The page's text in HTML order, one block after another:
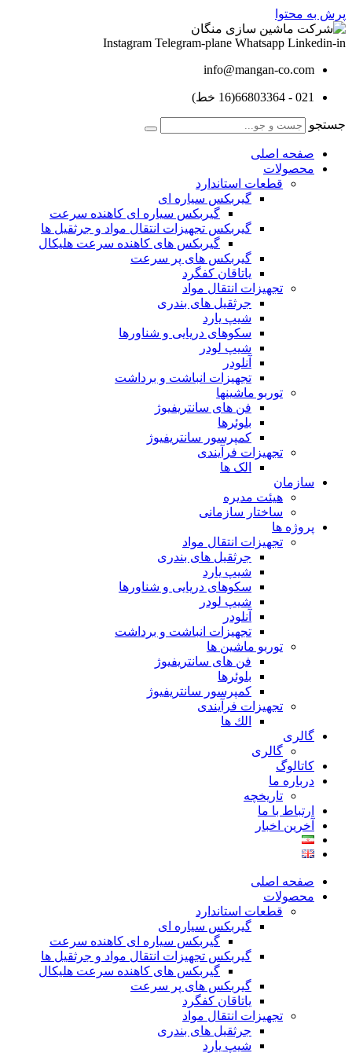
پرش به محتوا
Instagram Telegram-plane Whatsapp Linkedin-in
info@mangan-co.com
021 - 66803364(16 خط)
جستجو
صفحه اصلی
محصولات
قطعات استاندارد
گيربكس سياره ای
گيربكس سياره ای كاهنده سرعت
گيربكس تجهيزات انتقال مواد و جرثقيل ها
گيربكس های كاهنده سرعت هليكال
گيربكس های پر سرعت
ياتاقان كفگرد
تجهیزات انتقال مواد
جرثقیل های بندری
شیپ یارد
سکوهای دریایی و شناورها
شیپ لودر
آنلودر
تجهیزات انباشت و برداشت
توربو ماشینها
فن های سانتریفیوژ
بلوئرها
کمپرسور سانتریفیوژ
تجهیزات فرآیندی
الک ها
سازمان
هيئت مديره
ساختار سازمانی
پروژه ها
تجهيزات انتقال مواد
جرثقيل های بندری
شيپ يارد
سكوهای دريايی و شناورها
شيپ لودر
آنلودر
تجهيزات انباشت و برداشت
توربو ماشين ها
فن های سانتريفيوژ
بلوئرها
کمپرسور سانتریفیوژ
تجهیزات فرآیندی
الك ها
گالری
گالری
کاتالوگ
درباره ما
تاريخچه
ارتباط با ما
آخرین اخبار
صفحه اصلی
محصولات
قطعات استاندارد
گيربكس سياره ای
گيربكس سياره ای كاهنده سرعت
گيربكس تجهيزات انتقال مواد و جرثقيل ها
گيربكس های كاهنده سرعت هليكال
گيربكس های پر سرعت
ياتاقان كفگرد
تجهیزات انتقال مواد
جرثقیل های بندری
شیپ یارد